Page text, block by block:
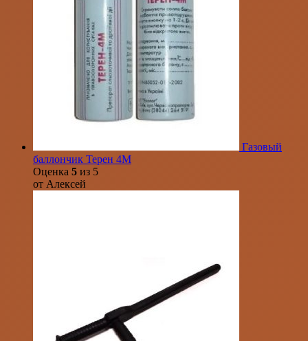
Газовый
баллончик Терен 4М
Оценка 5 из 5
от Алексей